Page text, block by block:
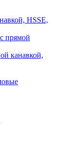
HSSE,
прямой
канавкой,